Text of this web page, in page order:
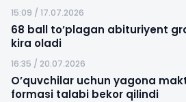
15:09 / 17.07.2026
68 ball to’plagan abituriyent
kira oladi
16:35 / 20.07.2026
O’quvchilar uchun yagona
formasi talabi bekor qilindi